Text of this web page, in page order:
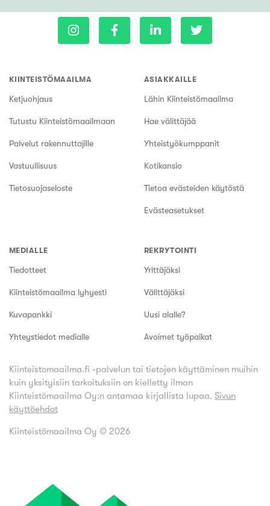
KIINTEISTÖMAAILMA
Ketjuohjaus
Tutustu Kiinteistömaailmaan
Palvelut rakennuttajille
Vastuullisuus
Tietosuojaseloste
ASIAKKAILLE
Lähin Kiinteistömaailma
Hae välittäjää
Yhteistyökumppanit
Kotikansio
Tietoa evästeiden käytöstä
Evästeasetukset
MEDIALLE
Tiedotteet
Kiinteistömaailma lyhyesti
Kuvapankki
Yhteystiedot medialle
REKRYTOINTI
Yrittäjäksi
Välittäjäksi
Uusi alalle?
Avoimet työpaikat
Kiinteistomaailma.fi -palvelun tai tietojen käyttäminen muihin
kuin yksityisiin tarkoituksiin on kielletty ilman
Kiinteistömaailma Oy:n antamaa kirjallista lupaa. Sivun
käyttöehdot
Kiinteistömaailma Oy © 2026